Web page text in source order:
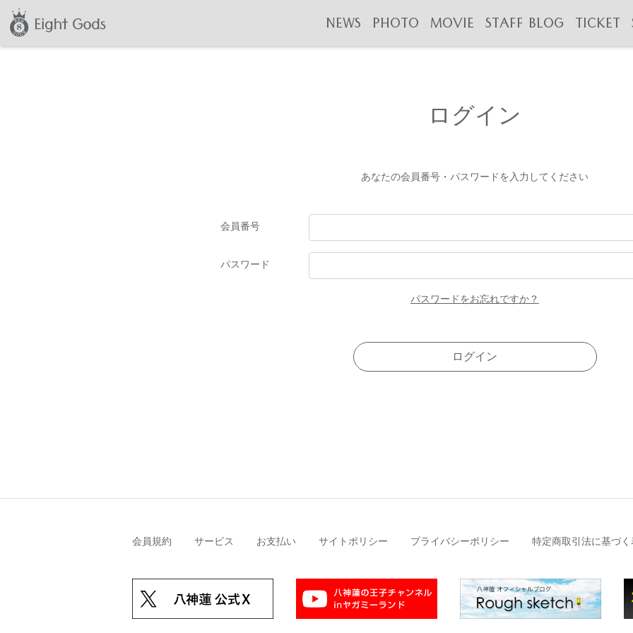
NEWS PHOTO MOVIE STAFF BLOG TICKET
ログイン
あなたの会員番号・パスワードを入力してください
会員番号
パスワード
パスワードをお忘れですか？
ログイン
会員規約 サービス お支払い サイトポリシー プライバシーポリシー 特定商取引法に基づく